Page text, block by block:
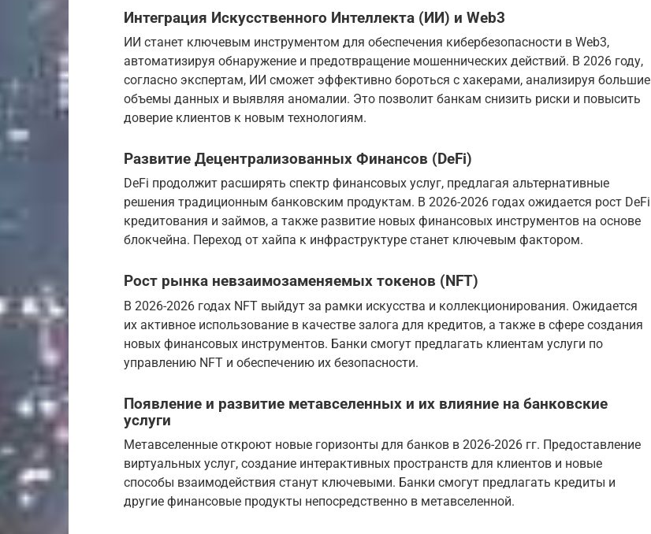
Интеграция Искусственного Интеллекта (ИИ) и Web3
ИИ станет ключевым инструментом для обеспечения кибербезопасности в Web3,
автоматизируя обнаружение и предотвращение мошеннических действий. В 2026 году,
согласно экспертам, ИИ сможет эффективно бороться с хакерами, анализируя большие
объемы данных и выявляя аномалии. Это позволит банкам снизить риски и повысить
доверие клиентов к новым технологиям.
Развитие Децентрализованных Финансов (DeFi)
DeFi продолжит расширять спектр финансовых услуг, предлагая альтернативные
решения традиционным банковским продуктам. В 2026-2026 годах ожидается рост DeFi
кредитования и займов, а также развитие новых финансовых инструментов на основе
блокчейна. Переход от хайпа к инфраструктуре станет ключевым фактором.
Рост рынка невзаимозаменяемых токенов (NFT)
В 2026-2026 годах NFT выйдут за рамки искусства и коллекционирования. Ожидается
их активное использование в качестве залога для кредитов, а также в сфере создания
новых финансовых инструментов. Банки смогут предлагать клиентам услуги по
управлению NFT и обеспечению их безопасности.
Появление и развитие метавселенных и их влияние на банковские
услуги
Метавселенные откроют новые горизонты для банков в 2026-2026 гг. Предоставление
виртуальных услуг, создание интерактивных пространств для клиентов и новые
способы взаимодействия станут ключевыми. Банки смогут предлагать кредиты и
другие финансовые продукты непосредственно в метавселенной.